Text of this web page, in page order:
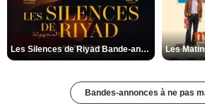
Les Silences de Riyad Bande-annonce VO STFR
Bandes-annonces à ne pas